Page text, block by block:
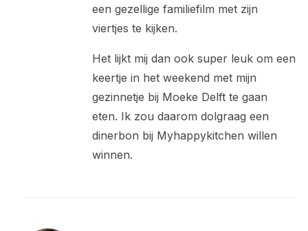
een gezellige familiefilm met zijn
viertjes te kijken.
Het lijkt mij dan ook super leuk om een
keertje in het weekend met mijn
gezinnetje bij Moeke Delft te gaan
eten. Ik zou daarom dolgraag een
dinerbon bij Myhappykitchen willen
winnen.